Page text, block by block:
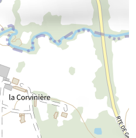
Photographies aériennes